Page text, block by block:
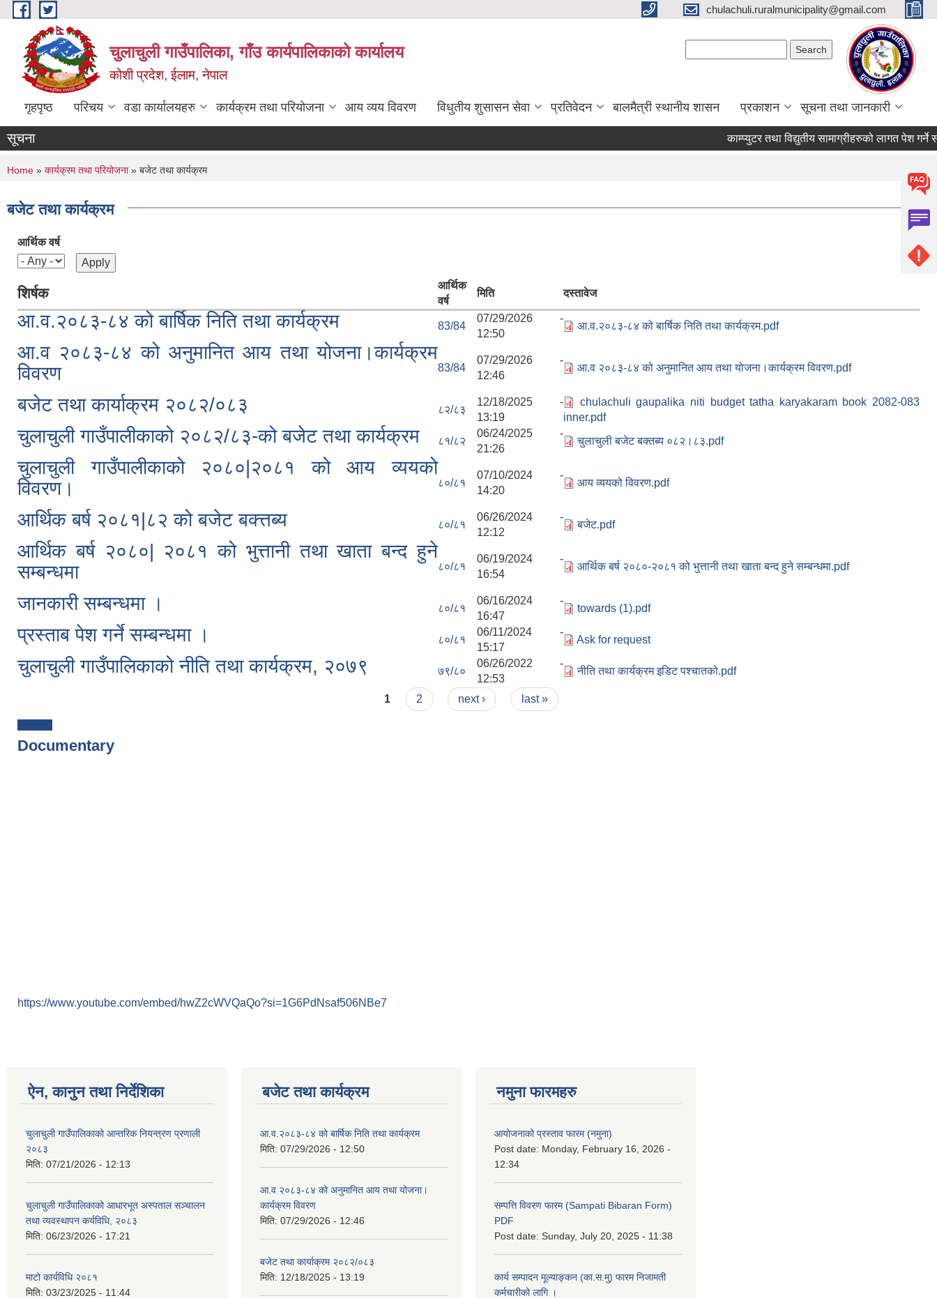
Skip to main content chulachuli.ruralmunicipality@gmail.com
चुलाचुली गाउँपालिका, गाँउ कार्यपालिकाको कार्यालय
कोशी प्रदेश, ईलाम, नेपाल
गृहपृष्ठ परिचय वडा कार्यालयहरु कार्यक्रम तथा परियोजना आय व्यय विवरण विधुतीय शुसासन सेवा प्रतिवेदन बालमैत्री स्थानीय शासन प्रकाशन सूचना तथा जानकारी
सूचना काम्प्युटर तथा विद्युतीय सामाग्रीहरुको लागत पेश गर्ने
You are here
Home » कार्यक्रम तथा परियोजना» बजेट तथा कार्यक्रम
बजेट तथा कार्यक्रम
आर्थिक वर्ष
शिर्षक
आर्थिक
वर्ष
मिति दस्तावेज
आ.व.२०८३-८४ को बार्षिक निति तथा कार्यक्रम 83/84
07/29/2026 -
12:50
आ.व.२०८३-८४ को बार्षिक निति तथा कार्यक्रम.pdf
आ.व २०८३-८४ को अनुमानित आय तथा योजना।कार्यक्रम
विवरण
83/84
07/29/2026 -
12:46
आ.व २०८३-८४ को अनुमानित आय तथा योजना।कार्यक्रम विवरण.pdf
बजेट तथा कार्याक्रम २०८२/०८३ ८२/८३
12/18/2025 -
13:19
chulachuli gaupalika niti budget tatha karyakaram book 2082-083
inner.pdf
चुलाचुली गाउँपालीकाको २०८२/८३-को बजेट तथा कार्यक्रम ८१/८२
06/24/2025 -
21:26
चुलाचुली बजेट बक्तब्य ०८२।८३.pdf
चुलाचुली गाउँपालीकाको २०८०|२०८१ को आय व्ययको
विवरण।
८०/८१
07/10/2024 -
14:20
आय व्ययको विवरण.pdf
आर्थिक बर्ष २०८१|८२ को बजेट बक्त्तब्य ८०/८१
06/26/2024 -
12:12
बजेट.pdf
आर्थिक बर्ष २०८०| २०८१ को भुत्तानी तथा खाता बन्द हुने
सम्बन्धमा
८०/८१
06/19/2024 -
16:54
आर्थिक बर्ष २०८०-२०८१ को भुत्तानी तथा खाता बन्द हुने सम्बन्धमा.pdf
जानकारी सम्बन्धमा । ८०/८१
06/16/2024 -
16:47
towards (1).pdf
प्रस्ताब पेश गर्ने सम्बन्धमा । ८०/८१
06/11/2024 -
15:17
Ask for request
चुलाचुली गाउँपालिकाको नीति तथा कार्यक्रम, २०७९ ७९/८०
06/26/2022 -
12:53
नीति तथा कार्यक्रम इडिट पश्चातको.pdf
1 2 next › last »
Documentary
https://www.youtube.com/embed/hwZ2cWVQaQo?si=1G6PdNsaf506NBe7
ऐन, कानुन तथा निर्देशिका
चुलाचुली गाउँपालिकाको आन्तरिक नियन्त्रण प्रणाली
२०८३
मिति: 07/21/2026 - 12:13
चुलाचुली गाउँपालिकाको आधारभूत अस्पताल सञ्चालन
तथा व्यवस्थापन कर्यविधि, २०८३
मिति: 06/23/2026 - 17:21
माटो कार्यविधि २०८१
मिति: 03/23/2025 - 11:44
बजेट तथा कार्यक्रम
आ.व.२०८३-८४ को बार्षिक निति तथा कार्यक्रम
मिति: 07/29/2026 - 12:50
आ.व २०८३-८४ को अनुमानित आय तथा योजना।
कार्यक्रम विवरण
मिति: 07/29/2026 - 12:46
बजेट तथा कार्याक्रम २०८२/०८३
मिति: 12/18/2025 - 13:19
नमुना फारमहरु
आयोजनाको प्रस्ताव फारम (नमुना)
Post date: Monday, February 16, 2026 -
12:34
सम्पत्ति विवरण फारम (Sampati Bibaran Form)
PDF
Post date: Sunday, July 20, 2025 - 11:38
कार्य सम्पादन मूल्याङ्कन (का.स.मु) फारम निजामती
कर्मचारीको लागि ।